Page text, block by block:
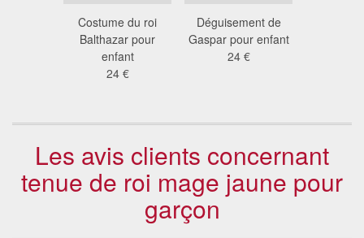
Costume du roi
Balthazar pour
enfant
24 €
Déguisement de
Gaspar pour enfant
24 €
Les avis clients concernant
tenue de roi mage jaune pour
garçon